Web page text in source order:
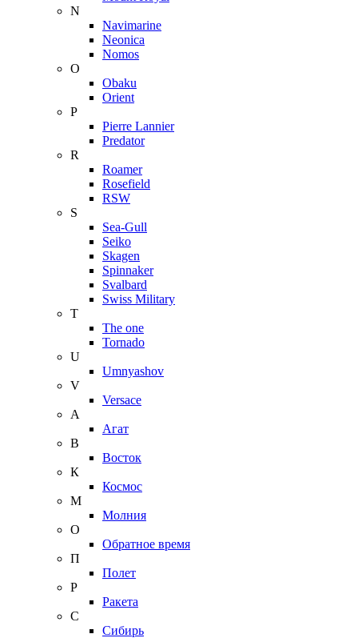
N
Navimarine
Neonica
Nomos
O
Obaku
Orient
P
Pierre Lannier
Predator
R
Roamer
Rosefield
RSW
S
Sea-Gull
Seiko
Skagen
Spinnaker
Svalbard
Swiss Military
T
The one
Tornado
U
Umnyashov
V
Versace
А
Агат
В
Восток
К
Космос
М
Молния
О
Обратное время
П
Полет
Р
Ракета
С
Сибирь